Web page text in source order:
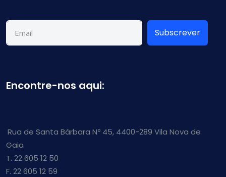
Subscrever
Encontre-nos aqui:
Rua de Santa Bárbara Nº 45, 4400-289 Vila Nova de
Gaia
T. 22 605 12 50
F. 22 605 12 59